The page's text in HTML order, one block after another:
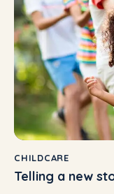
CHILDCARE
Telling a new